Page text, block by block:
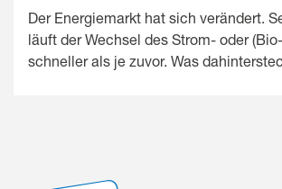
Der Energiemarkt hat sich verändert.
läuft der Wechsel des Strom- oder
schneller als je zuvor. Was